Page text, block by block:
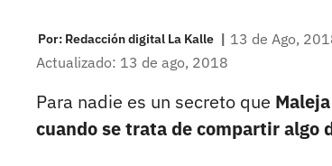
Por: Redacción digital La Kalle | 13 de Ago,
Actualizado: 13 de ago, 2018
Para nadie es un secreto que
cuando se trata de compartir algo